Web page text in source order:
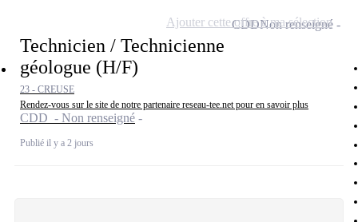
Technicien / Technicienne
géologue (H/F)
23 - CREUSE
Rendez-vous sur le site de notre partenaire reseau-tee.net pour en savoir plus
CDD - Non renseigné
Publié il y a 2 jours
CDDNon renseigné
Ajouter cette offre à ma sélection